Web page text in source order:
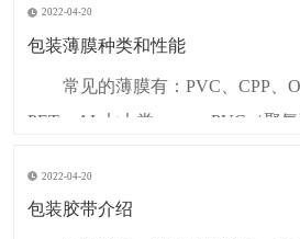
附性和贴合性。 PET离型膜现
2022-04-20
包装薄膜种类和性能
常见的薄膜有：PVC、CPP、
PET、AL七大类。 一. PVC（聚氯
2022-04-20
包装胶带介绍